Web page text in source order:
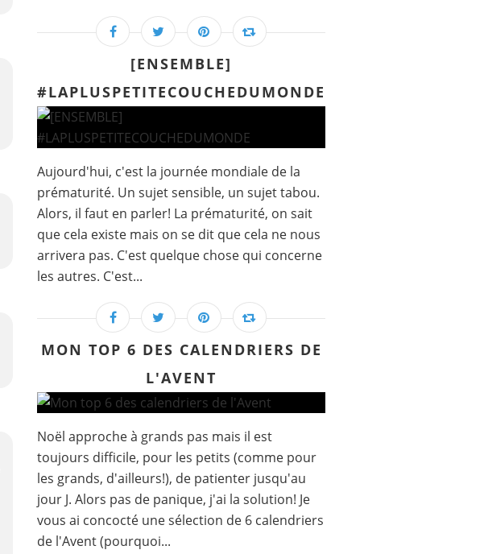
[ENSEMBLE]
#LAPLUSPETITECOUCHEDUMONDE
Aujourd'hui, c'est la journée mondiale de la
prématurité. Un sujet sensible, un sujet tabou.
Alors, il faut en parler! La prématurité, on sait
que cela existe mais on se dit que cela ne nous
arrivera pas. C'est quelque chose qui concerne
les autres. C'est...
MON TOP 6 DES CALENDRIERS DE
L'AVENT
Noël approche à grands pas mais il est
toujours difficile, pour les petits (comme pour
les grands, d'ailleurs!), de patienter jusqu'au
jour J. Alors pas de panique, j'ai la solution! Je
vous ai concocté une sélection de 6 calendriers
de l'Avent (pourquoi...